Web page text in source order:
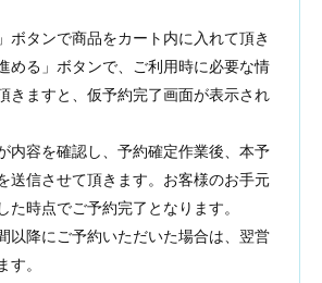
ボタンで商品をカート内に入れて頂き
める」ボタンで、ご利用時に必要な情
きますと、仮予約完了画面が表示され
内容を確認し、予約確定作業後、本予
送信させて頂きます。お客様のお手元
た時点でご予約完了となります。
以降にご予約いただいた場合は、翌営
す。